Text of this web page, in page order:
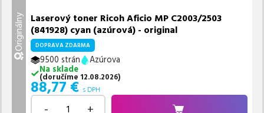
Originálny Laserový toner Ricoh Aficio MP C2003/2503
(841928) cyan (azúrová) - original
DOPRAVA ZDARMA
9500 strán
Azúrova
Na sklade
(doručíme 12.08.2026)
88,77 € s DPH
- +